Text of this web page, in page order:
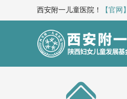
西安附一儿童医院！ 【官网】